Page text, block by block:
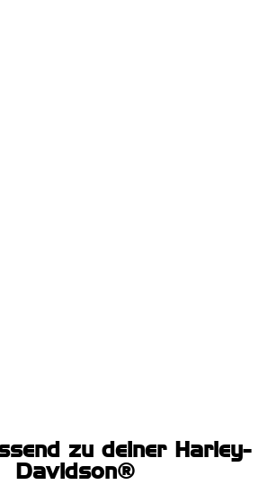
zu deiner Harley-
Davidson®